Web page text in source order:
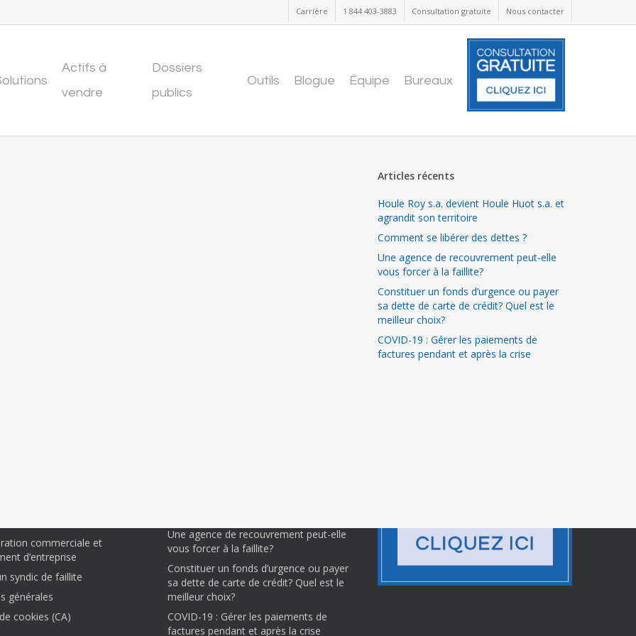
Carrière 1 844 403-3883 Consultation gratuite Nous contacter
Actifs à
vendre
Dossiers
publics
Outils Blogue Équipe Bureaux
Articles récents
Houle Roy s.a. devient Houle Huot s.a. et
agrandit son territoire
Comment se libérer des dettes ?
Une agence de recouvrement peut-elle
vous forcer à la faillite?
Constituer un fonds d’urgence ou payer
sa dette de carte de crédit? Quel est le
meilleur choix?
COVID-19 : Gérer les paiements de
factures pendant et après la crise
commerciale et
d’entreprise
syndic de faillite
générales
cookies (CA)
Une agence de recouvrement peut-elle
vous forcer à la faillite?
Constituer un fonds d’urgence ou payer
sa dette de carte de crédit? Quel est le
meilleur choix?
COVID-19 : Gérer les paiements de
factures pendant et après la crise